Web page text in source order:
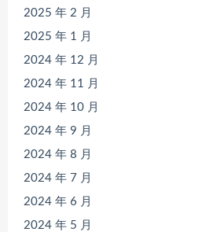
2025 年 2 月
2025 年 1 月
2024 年 12 月
2024 年 11 月
2024 年 10 月
2024 年 9 月
2024 年 8 月
2024 年 7 月
2024 年 6 月
2024 年 5 月